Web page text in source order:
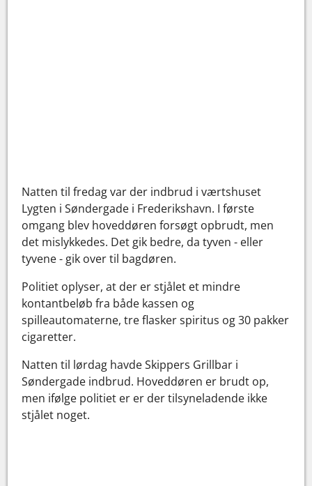
Natten til fredag var der indbrud i værtshuset
Lygten i Søndergade i Frederikshavn. I første
omgang blev hoveddøren forsøgt opbrudt, men
det mislykkedes. Det gik bedre, da tyven - eller
tyvene - gik over til bagdøren.
Politiet oplyser, at der er stjålet et mindre
kontantbeløb fra både kassen og
spilleautomaterne, tre flasker spiritus og 30 pakker
cigaretter.
Natten til lørdag havde Skippers Grillbar i
Søndergade indbrud. Hoveddøren er brudt op,
men ifølge politiet er er der tilsyneladende ikke
stjålet noget.